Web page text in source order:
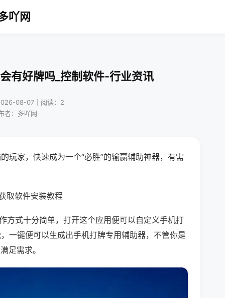
吖网
有好牌吗_控制软件-行业资讯
08-07｜阅读：2
者：多吖网
玩家，快速成为一个“必胜”的输赢辅助神器，有需
取软件安装教程
方式十分简单，打开这个应用便可以自定义手机打
一键便可以生成出手机打牌专用辅助器，不管你是
足需求。